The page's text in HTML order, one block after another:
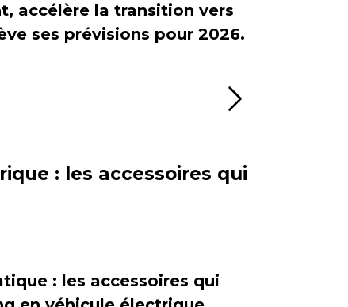
accélère la transition vers
ses prévisions pour 2026.
: les accessoires qui
: les accessoires qui